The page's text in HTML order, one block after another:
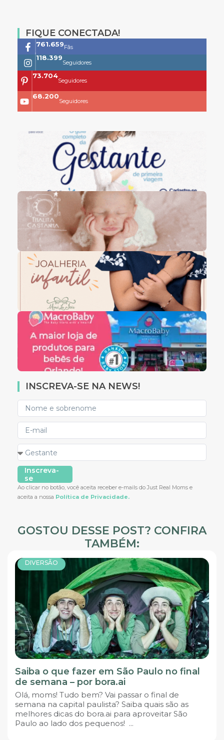
FIQUE CONECTADA!
761.659Fãs
118.399
Seguidores
73.704
Seguidores
68.200
Seguidores
INSCREVA-SE NA NEWS!
Inscreva-
se
Ao clicar no botão, você aceita receber e-mails do Just Real Moms e
aceita a nossa Política de Privacidade.
GOSTOU DESSE POST? CONFIRA
TAMBÉM:
DIVERSÃO
Saiba o que fazer em São Paulo no final
de semana – por bora.ai
Olá, moms! Tudo bem? Vai passar o final de
semana na capital paulista? Saiba quais são as
melhores dicas do bora.ai para aproveitar São
Paulo ao lado dos pequenos! ...